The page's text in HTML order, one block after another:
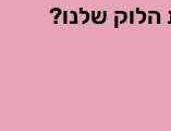
הלוק שלנו?